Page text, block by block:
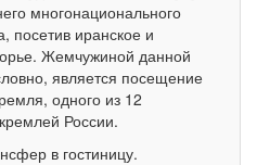
многонационального
посетив иранское и
Жемчужиной данной
является посещение
одного из 12
России.
в гостиницу.